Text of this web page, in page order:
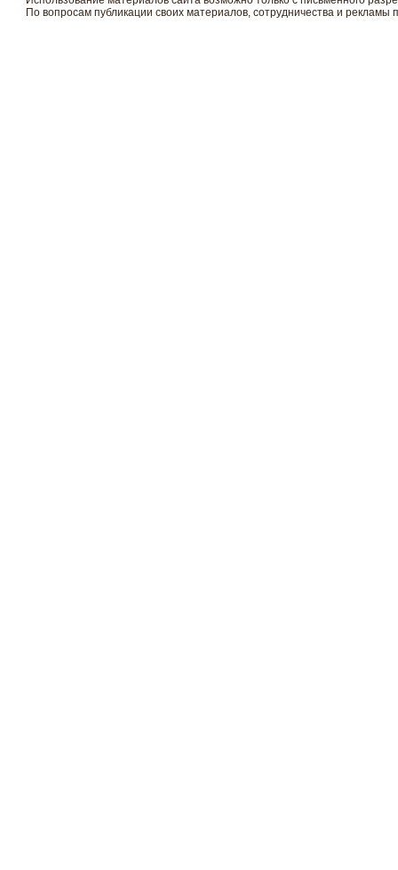
По вопросам публикации своих материалов, сотрудничества и